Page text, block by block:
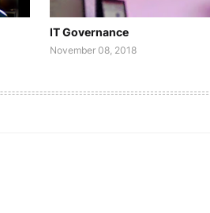
IT Governance
November 08, 2018